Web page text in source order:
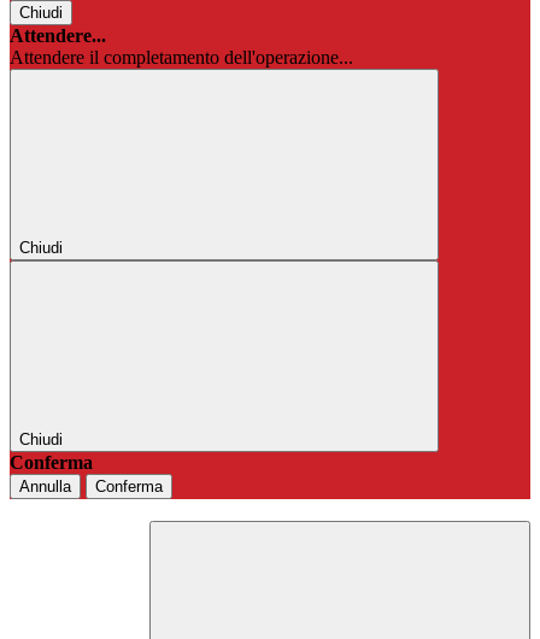
Chiudi
Attendere...
Attendere il completamento dell'operazione...
Chiudi
Chiudi
Conferma
Annulla Conferma